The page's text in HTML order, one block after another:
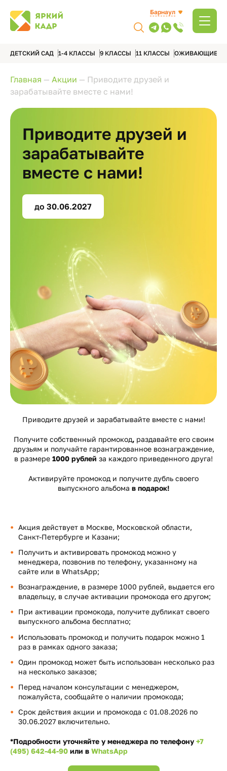
Барнаул
ДЕТСКИЙ САД 1-4 КЛАССЫ 9 КЛАССЫ 11 КЛАССЫ ОЖИВАЮЩИЕ
Главная — Акции — Приводите друзей и
зарабатывайте вместе с нами!
Приводите друзей и
зарабатывайте
вместе с нами!
до 30.06.2027
Приводите друзей и зарабатывайте вместе с нами!
Получите собственный промокод,раздавайте его своим
друзьям и получайте гарантированное вознаграждение,
в размере 1000 рублей за каждого приведенного друга!
Активируйте промокод и получите дубль своего
выпускного альбома в подарок!
Акция действует в Москве, Московской области,
Санкт-Петербурге и Казани;
Получить и активировать промокод можно у
менеджера, позвонив по телефону, указанному на
сайте или в WhatsApp;
Вознаграждение, в размере 1000 рублей, выдается его
владельцу, в случае активации промокода его другом;
При активации промокода, получите дубликат своего
выпускного альбома бесплатно;
Использовать промокод и получить подарок можно 1
раз в рамках одного заказа;
Один промокод может быть использован несколько раз
на несколько заказов;
Перед началом консультации с менеджером,
пожалуйста, сообщайте о наличии промокода;
Срок действия акции и промокода с 01.08.2026 по
30.06.2027 включительно.
*Подробности уточняйте у менеджера по телефону +7
(495) 642-44-90 или в WhatsApp